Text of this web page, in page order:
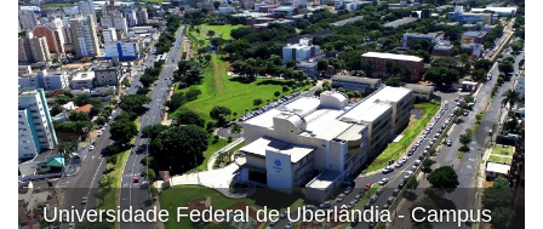
- Campus
Cátedra Agostinho da Silva de Estudos